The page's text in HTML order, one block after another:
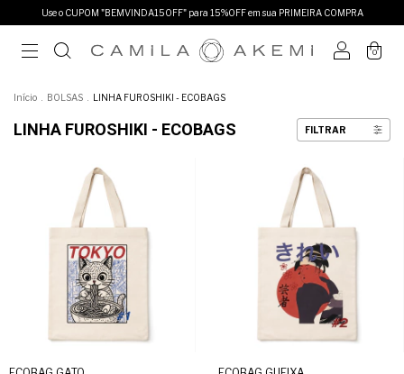
Use o CUPOM "BEMVINDA15OFF" para 15%OFF em sua PRIMEIRA COMPRA
0
Início BOLSAS LINHA FUROSHIKI - ECOBAGS
LINHA FUROSHIKI - ECOBAGS FILTRAR